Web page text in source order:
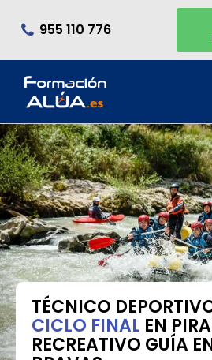
955 110 776
TÉCNICO
CICLO FINAL EN
RECREATIVO GUÍA